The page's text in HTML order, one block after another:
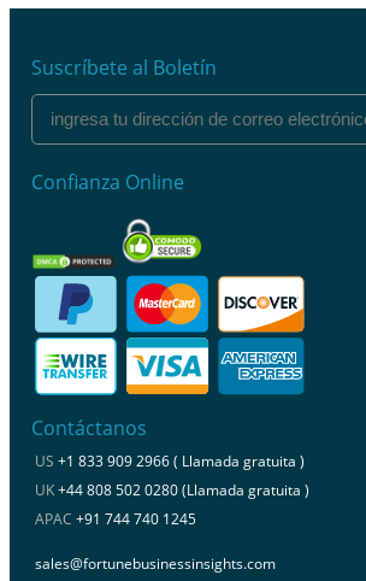
Suscríbete al Boletín
Confianza Online
Contáctanos
US +1 833 909 2966 ( Llamada gratuita )
UK+44 808 502 0280 (Llamada gratuita )
APAC +91 744 740 1245
sales@fortunebusinessinsights.com